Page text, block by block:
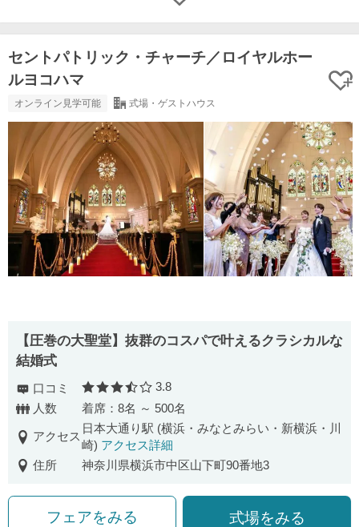
セントパトリック・チャーチ／ロイヤルホー
ルヨコハマ
オンライン見学可能 式場・ゲストハウス
【圧巻の⼤聖堂】抜群のコスパで叶えるクラシカルな
結婚式
口コミ 口コミ評価
3.8
人数
着席：8名 ～ 500名
アクセス
日本大通り駅 (横浜・みなとみらい・新横浜・川
崎) アクセス詳細
住所
神奈川県横浜市中区山下町90番地3
フェアをみる 式場をみる